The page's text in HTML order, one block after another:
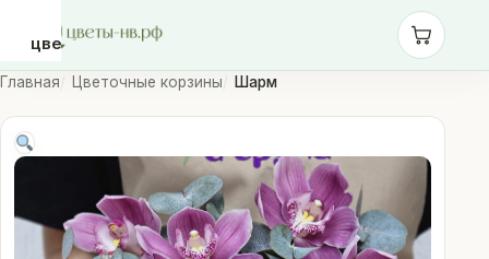
цветы-
нв.рф
Розы
Монобукеты
Главная Цветочные корзины Шарм